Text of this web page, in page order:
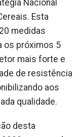
Nacional
Esta
medidas
os próximos 5
mais forte e
de resistência
aos
qualidade.
desta